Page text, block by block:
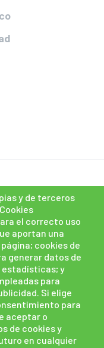
y de terceros
el correcto uso
aportan una
cookies de
generar datos de
estadísticas; y
para
Si elige
para
aceptar o
de cookies y
en cualquier